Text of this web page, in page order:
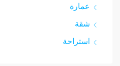
عمارة
شقة
استراحة